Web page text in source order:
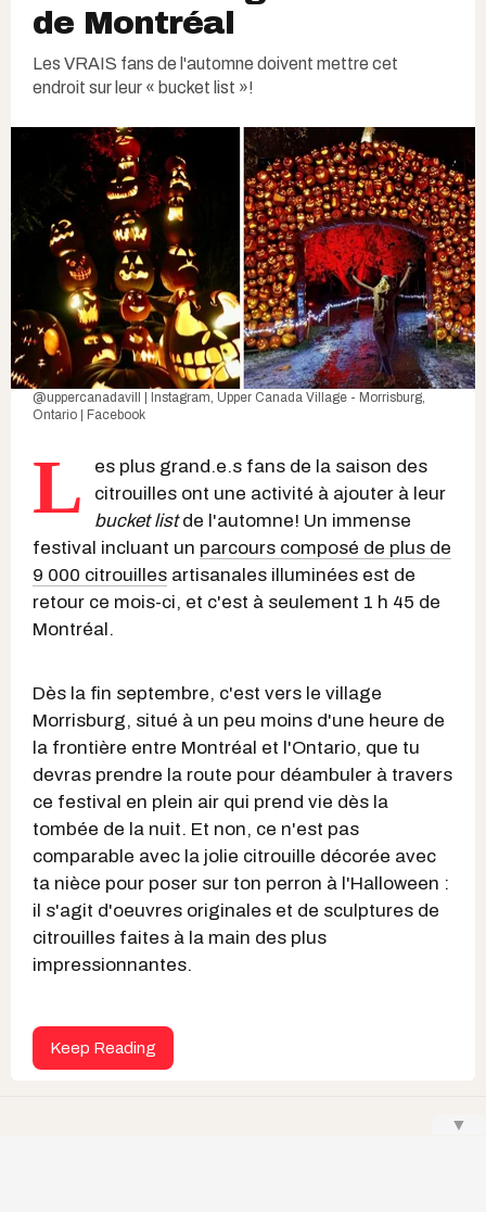
de Montréal
Les VRAIS fans de l'automne doivent mettre cet
endroit sur leur « bucket list »!
@uppercanadavill | Instagram Upper Canada Village - Morrisburg,
Ontario | Facebook
L
es plus grand.e.s fans de la saison des
citrouilles ont une activité à ajouter à leur
bucket listde l'automne! Un immense
festival incluant un parcours composé de plus de
9 000 citrouilles artisanales illuminées est de
retour ce mois-ci, et c'est à seulement 1 h 45 de
Montréal.
Dès la fin septembre, c'est vers le village
Morrisburg, situé à un peu moins d'une heure de
la frontière entre Montréal et l'Ontario, que tu
devras prendre la route pour déambuler à travers
ce festival en plein air qui prend vie dès la
tombée de la nuit. Et non, ce n'est pas
comparable avec la jolie citrouille décorée avec
ta nièce pour poser sur ton perron à l'Halloween :
il s'agit d'oeuvres originales et de sculptures de
citrouilles faites à la main des plus
impressionnantes.
Keep Reading
▼